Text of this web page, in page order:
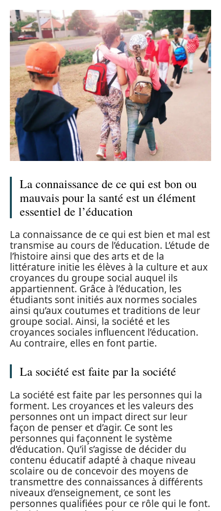
La connaissance de ce qui est bon ou
mauvais pour la santé est un élément
essentiel de l’éducation
La connaissance de ce qui est bien et mal est
transmise au cours de l’éducation. L’étude de
l’histoire ainsi que des arts et de la
littérature initie les élèves à la culture et aux
croyances du groupe social auquel ils
appartiennent. Grâce à l’éducation, les
étudiants sont initiés aux normes sociales
ainsi qu’aux coutumes et traditions de leur
groupe social. Ainsi, la société et les
croyances sociales influencent l’éducation.
Au contraire, elles en font partie.
La société est faite par la société
La société est faite par les personnes qui la
forment. Les croyances et les valeurs des
personnes ont un impact direct sur leur
façon de penser et d’agir. Ce sont les
personnes qui façonnent le système
d’éducation. Qu’il s’agisse de décider du
contenu éducatif adapté à chaque niveau
scolaire ou de concevoir des moyens de
transmettre des connaissances à différents
niveaux d’enseignement, ce sont les
personnes qualifiées pour ce rôle qui le font.